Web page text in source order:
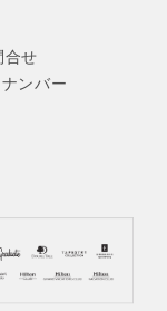
合せ
ンバー